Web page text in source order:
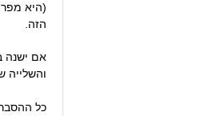
(היא
הזה.
אם ישנה
והשלייה
כל